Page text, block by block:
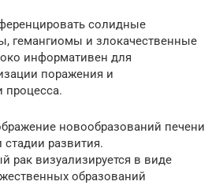
солидные
гемангиомы и злокачественные
информативен для
поражения и
процесса.
новообразований печени
стадии развития.
рак визуализируется в виде
образований